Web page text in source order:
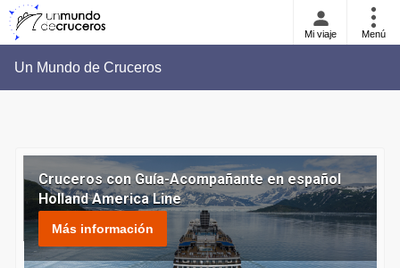
Mi viaje Menú
Un Mundo de Cruceros
Cruceros con Guía-Acompañante en español
Holland America Line
Más información